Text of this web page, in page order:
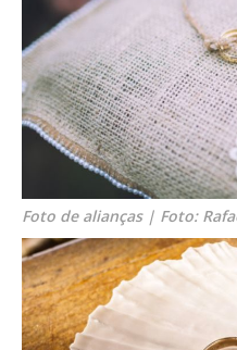
Foto de alianças | Foto: